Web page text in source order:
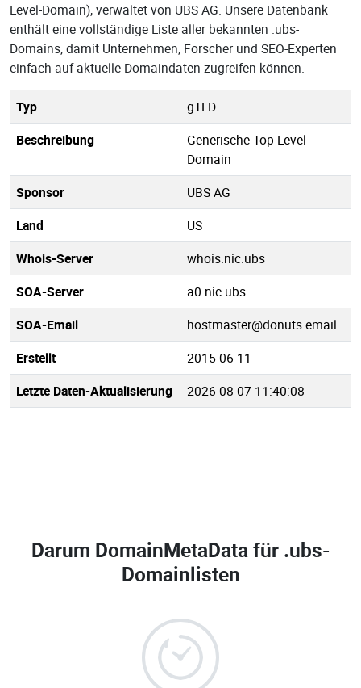
Level-Domain), verwaltet von UBS AG. Unsere Datenbank
enthält eine vollständige Liste aller bekannten .ubs-
Domains, damit Unternehmen, Forscher und SEO-Experten
einfach auf aktuelle Domaindaten zugreifen können.
Typ
gTLD
Beschreibung
Generische Top-Level-
Domain
Sponsor
UBS AG
Land
US
Whois-Server
whois.nic.ubs
SOA-Server
a0.nic.ubs
SOA-Email
hostmaster@donuts.email
Erstellt
2015-06-11
Letzte Daten-Aktualisierung
2026-08-07 11:40:08
Darum DomainMetaData für .ubs-
Domainlisten